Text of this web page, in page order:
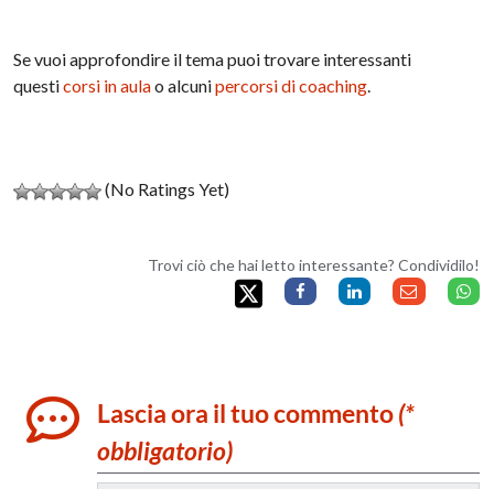
Se vuoi approfondire il tema puoi trovare interessanti
questicorsi in aulao alcunipercorsi di coaching.
(No Ratings Yet)
Trovi ciò che hai letto interessante? Condividilo!
Lascia ora il tuo commento(*
obbligatorio)